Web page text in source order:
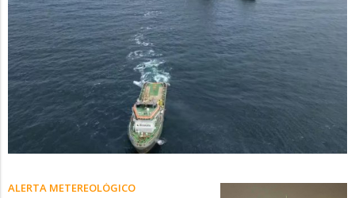
ALERTA METEREOLÓGICO